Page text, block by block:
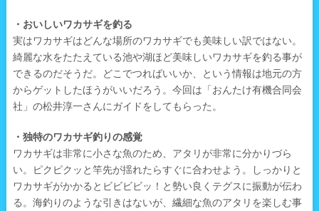
・おいしいワカサギを釣る
実はワカサギはどんな場所のワカサギでも美味しい訳ではない。
綺麗な水をたたえている池や湖ほど美味しいワカサギを釣る事が
できるのだそうだ。どこでつればいいか、という情報は地元の方
からゲットしたほうがいいだろう。今回は「おんたけ有機合同会
社」の松井淳一さんにガイドをしてもらった。
・独特のワカサギ釣りの感覚
ワカサギは非常に小さな魚のため、アタリが非常に分かりづら
い。ピクピクッと竿先が揺れたらすぐに合わせよう。しっかりと
ワカサギがかかるとビビビビッ！と勢い良くテグスに振動が伝わ
る。海釣りのような引きはないが、繊細な魚のアタリを楽しむ事